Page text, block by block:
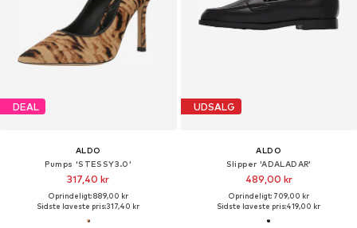
DEAL
ALDO
Pumps 'STESSY3.0'
317,40 kr
Oprindeligt: 889,00 kr
Sidste laveste pris:317,40 kr
UDSALG
ALDO
Slipper 'ADALADAR'
489,00 kr
Oprindeligt: 709,00 kr
Sidste laveste pris:419,00 kr